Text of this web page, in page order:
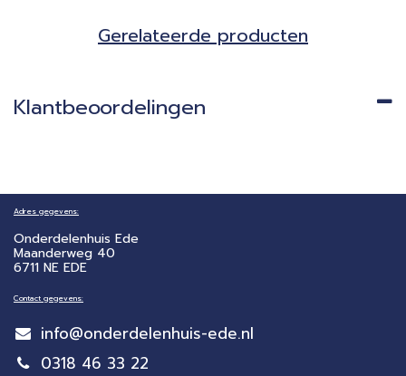
Gerela​teerde producten​
Klantbeoordelingen
Adres gegevens:
Onderdelenhuis Ede
Maanderweg 40
6711 NE EDE
Contact gegevens:
info@onderdelenhuis-ede.nl
0318 46 33 22